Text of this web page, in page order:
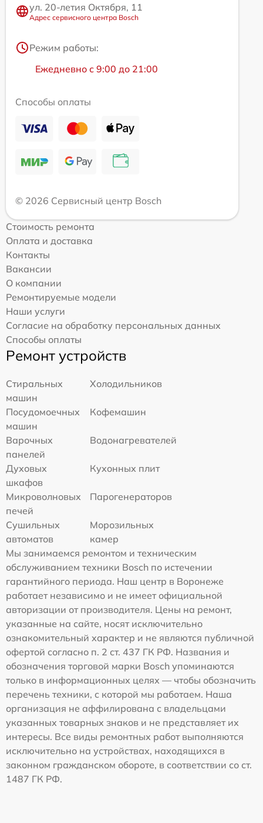
ул. 20-летия Октября, 11
Адрес сервисного центра Bosch
Режим работы:
Ежедневно с 9:00 до 21:00
Способы оплаты
© 2026 Сервисный центр Bosch
Стоимость ремонта
Оплата и доставка
Контакты
Вакансии
О компании
Ремонтируемые модели
Наши услуги
Согласие на обработку персональных данных
Способы оплаты
Ремонт устройств
Стиральных
машин
Холодильников
Посудомоечных
машин
Кофемашин
Варочных
панелей
Водонагревателей
Духовых
шкафов
Кухонных плит
Микроволновых
печей
Парогенераторов
Сушильных
автоматов
Морозильных
камер
Мы занимаемся ремонтом и техническим
обслуживанием техники Bosch по истечении
гарантийного периода. Наш центр в Воронеже
работает независимо и не имеет официальной
авторизации от производителя. Цены на ремонт,
указанные на сайте, носят исключительно
ознакомительный характер и не являются публичной
офертой согласно п. 2 ст. 437 ГК РФ. Названия и
обозначения торговой марки Bosch упоминаются
только в информационных целях — чтобы обозначить
перечень техники, с которой мы работаем. Наша
организация не аффилирована с владельцами
указанных товарных знаков и не представляет их
интересы. Все виды ремонтных работ выполняются
исключительно на устройствах, находящихся в
законном гражданском обороте, в соответствии со ст.
1487 ГК РФ.